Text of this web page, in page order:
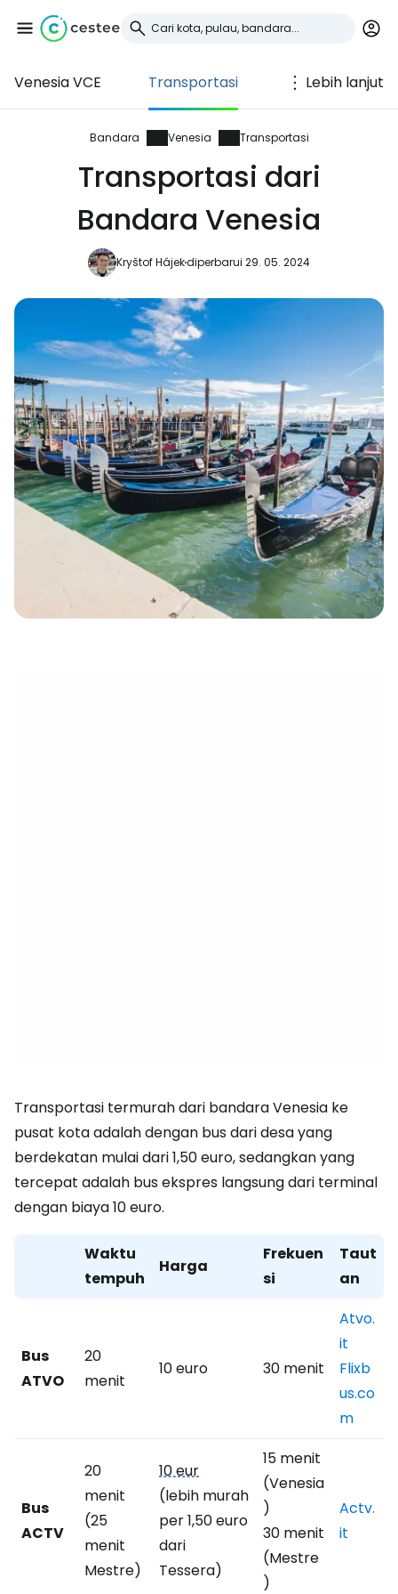
Venesia VCE Transportasi Lebih lanjut
Bandara Venesia Transportasi
Transportasi dari
Bandara Venesia
Kryštof Hájekdiperbarui 29. 05. 2024
Transportasi termurah dari bandara Venesia ke
pusat kota adalah dengan bus dari desa yang
berdekatan mulai dari 1,50 euro, sedangkan yang
tercepat adalah bus ekspres langsung dari terminal
dengan biaya 10 euro.
Waktu
tempuh
Harga
Frekuen
si
Taut
an
Bus
ATVO
20
menit
10 euro 30 menit
Atvo.
it
Flixb
us.co
m
Bus
ACTV
20
menit
(25
menit
Mestre)
10 eur
(lebih murah
per 1,50 euro
dari
Tessera)
15 menit
(Venesia
)
30 menit
(Mestre
)
Actv.
it
Masuk ke Cestee
... komunitas perjalanan di seluruh dunia
Lanjutkan dengan Google
Lanjutkan dengan Facebook
Lanjutkan dengan email